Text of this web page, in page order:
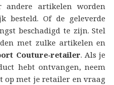
andere artikelen worden
besteld. Of de geleverde
beschadigd te zijn. Stel
met zulke artikelen en
Couture‑retailer. Als je
hebt ontvangen, neem
op met je retailer en vraag